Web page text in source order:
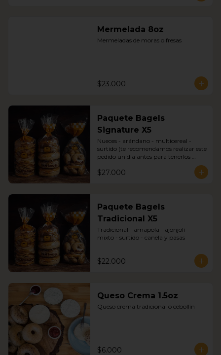
Mermelada 8oz
Mermeladas de moras o fresas
$23.000
Paquete Bagels
Signature X5
Nueces - arándano - multicereal -
surtido (te recomendamos realizar este
pedido un dia antes para tenerlos
$27.000
Paquete Bagels
Tradicional X5
Tradicional - amapola - ajonjolí -
mixto - surtido - canela y pasas
$22.000
Queso Crema 1.5oz
Queso crema tradicional o cebollín
$6.000